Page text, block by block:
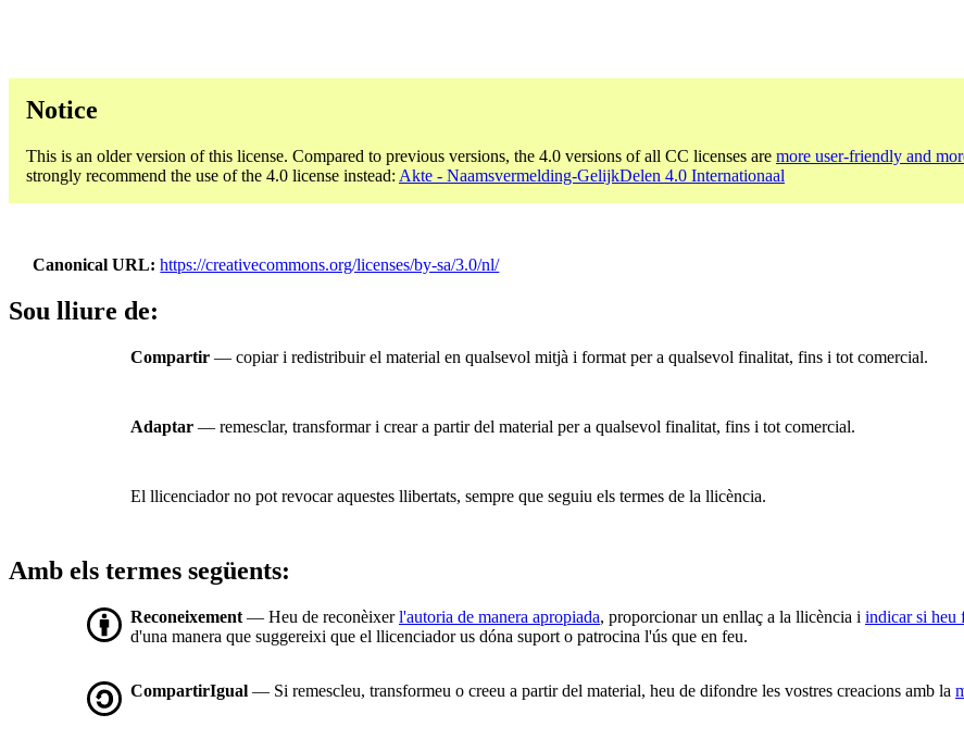
Notice
This is an older version of this license. Compared to previous versions, the 4.0 versions of all CC licenses are more user-friendly and
strongly recommend the use of the 4.0 license instead: Akte - Naamsvermelding-GelijkDelen 4.0 Internationaal
Canonical URL https://creativecommons.org/licenses/by-sa/3.0/nl/
Sou lliure de:
Compartir — copiar i redistribuir el material en qualsevol mitjà i format per a qualsevol finalitat, fins i tot comercial.
Adaptar — remesclar, transformar i crear a partir del material per a qualsevol finalitat, fins i tot comercial.
El llicenciador no pot revocar aquestes llibertats, sempre que seguiu els termes de la llicència.
Amb els termes següents:
Reconeixement — Heu de reconèixerl'autoria de manera apropiada, proporcionar un enllaç a la llicència i indicar si heu
d'una manera que suggereixi que el llicenciador us dóna suport o patrocina l'ús que en feu.
CompartirIgual — Si remescleu, transformeu o creeu a partir del material, heu de difondre les vostres creacions amb la